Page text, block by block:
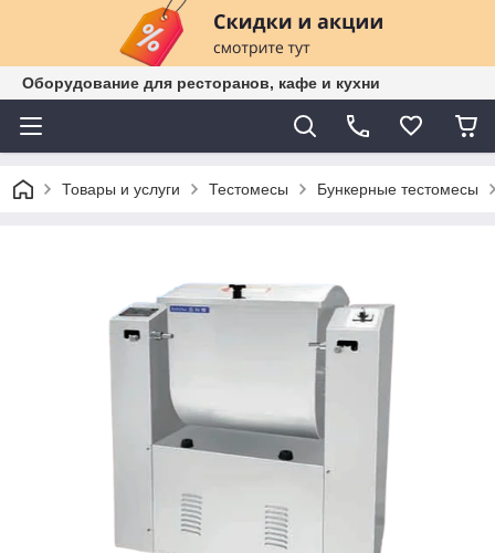
Оборудование для ресторанов, кафе и кухни
Товары и услуги Тестомесы Бункерные тестомесы